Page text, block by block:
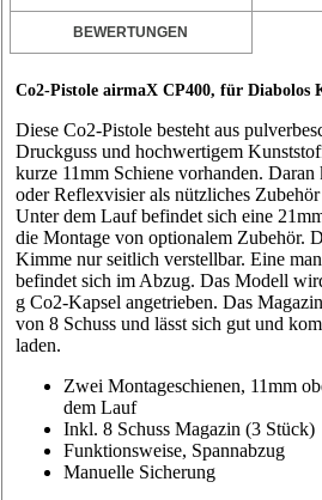
BEWERTUNGEN
Co2-Pistole airmaX CP400, für Diabolos
Diese Co2-Pistole besteht aus
Druckguss und hochwertigem
kurze 11mm Schiene vorhanden.
oder Reflexvisier als nützliches
Unter dem Lauf befindet sich eine
die Montage von optionalem Zubehör.
Kimme nur seitlich verstellbar. Eine
befindet sich im Abzug. Das Modell
g Co2-Kapsel angetrieben. Das
von 8 Schuss und lässt sich gut und
laden.
Zwei Montageschienen, 11mm
dem Lauf
Inkl. 8 Schuss Magazin (3 Stück)
Funktionsweise, Spannabzug
Manuelle Sicherung